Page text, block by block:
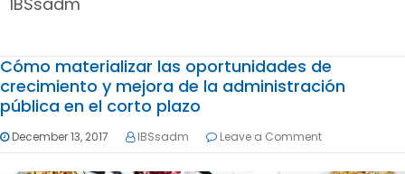
Cómo materializar las oportunidades de
crecimiento y mejora de la administración
pública en el corto plazo
December 13, 2017 IBSsadm Leave a Comment